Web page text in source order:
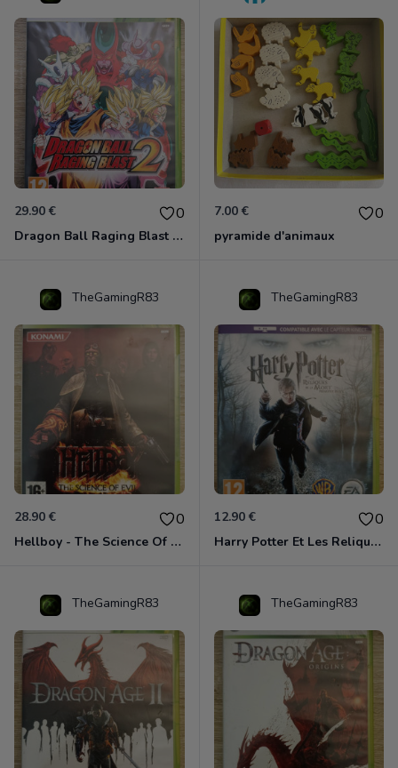
29.90 € 0
Dragon Ball Raging Blast 2 Xbox 360
7.00 € 0
pyramide d'animaux
TheGamingR83
28.90 € 0
Hellboy - The Science Of Evil Xbox 360
TheGamingR83
12.90 € 0
Harry Potter Et Les Reliques De La Mort - 1ère Partie Xbox 360
TheGamingR83 TheGamingR83